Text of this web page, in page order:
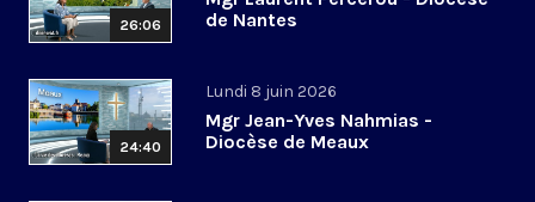
26:06
de Nantes
24:40
Lundi 8 juin 2026
Mgr Jean-Yves Nahmias -
Diocèse de Meaux